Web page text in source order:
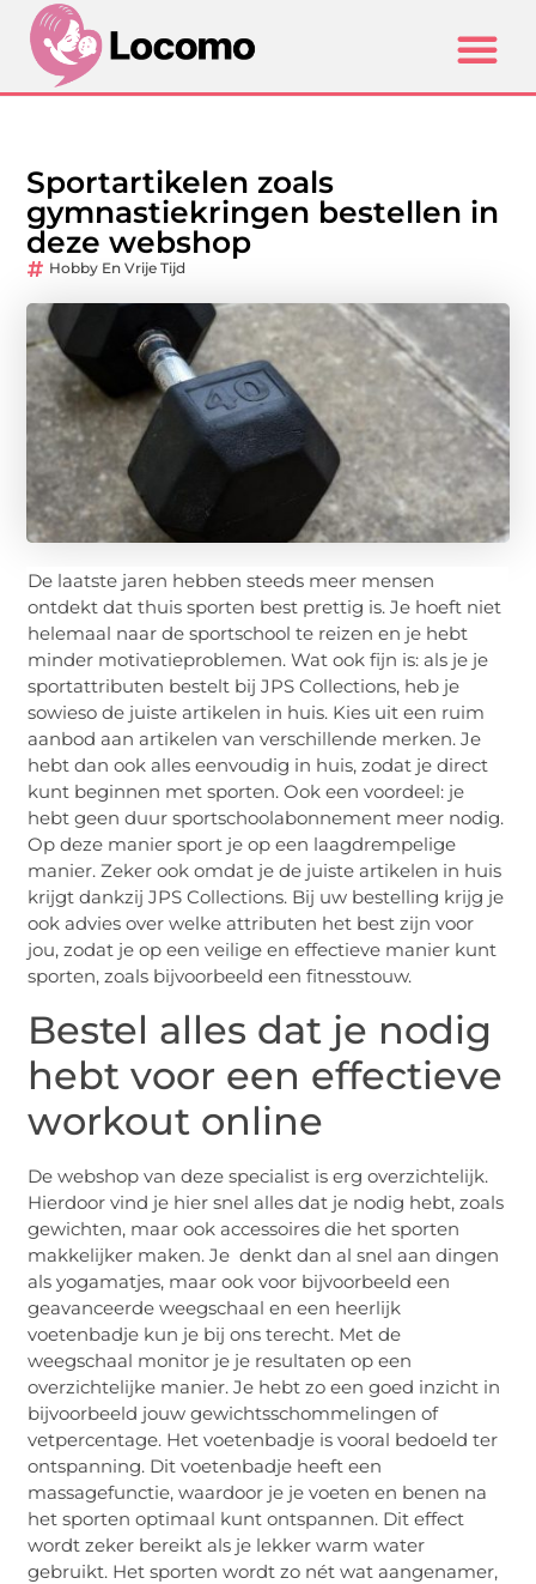
Sportartikelen zoals
gymnastiekringen bestellen in
deze webshop
Hobby En Vrije Tijd
De laatste jaren hebben steeds meer mensen
ontdekt dat thuis sporten best prettig is. Je hoeft niet
helemaal naar de sportschool te reizen en je hebt
minder motivatieproblemen. Wat ook fijn is: als je je
sportattributen bestelt bij JPS Collections, heb je
sowieso de juiste artikelen in huis. Kies uit een ruim
aanbod aan artikelen van verschillende merken. Je
hebt dan ook alles eenvoudig in huis, zodat je direct
kunt beginnen met sporten. Ook een voordeel: je
hebt geen duur sportschoolabonnement meer nodig.
Op deze manier sport je op een laagdrempelige
manier. Zeker ook omdat je de juiste artikelen in huis
krijgt dankzij JPS Collections. Bij uw bestelling krijg je
ook advies over welke attributen het best zijn voor
jou, zodat je op een veilige en effectieve manier kunt
sporten, zoals bijvoorbeeld een fitnesstouw.
Bestel alles dat je nodig
hebt voor een effectieve
workout online
De webshop van deze specialist is erg overzichtelijk.
Hierdoor vind je hier snel alles dat je nodig hebt, zoals
gewichten, maar ook accessoires die het sporten
makkelijker maken. Je denkt dan al snel aan dingen
als yogamatjes, maar ook voor bijvoorbeeld een
geavanceerde weegschaal en een heerlijk
voetenbadje kun je bij ons terecht. Met de
weegschaal monitor je je resultaten op een
overzichtelijke manier. Je hebt zo een goed inzicht in
bijvoorbeeld jouw gewichtsschommelingen of
vetpercentage. Het voetenbadje is vooral bedoeld ter
ontspanning. Dit voetenbadje heeft een
massagefunctie, waardoor je je voeten en benen na
het sporten optimaal kunt ontspannen. Dit effect
wordt zeker bereikt als je lekker warm water
gebruikt. Het sporten wordt zo nét wat aangenamer,